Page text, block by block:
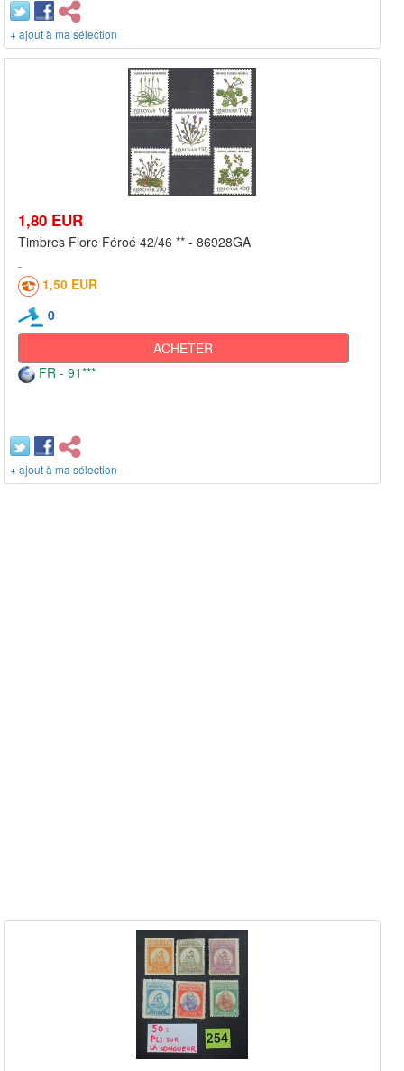
+ ajout à ma sélection
1,80 EUR
Timbres Flore Féroé 42/46 ** - 86928GA
1,50 EUR
0
ACHETER
FR - 91***
+ ajout à ma sélection